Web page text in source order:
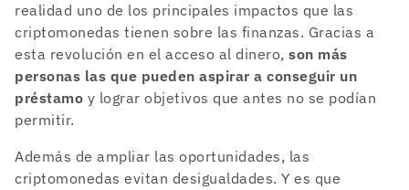
realidad uno de los principales impactos que las
criptomonedas tienen sobre las finanzas. Gracias a
esta revolución en el acceso al dinero, son más
personas las que pueden aspirar a conseguir un
préstamo y lograr objetivos que antes no se podían
permitir.
Además de ampliar las oportunidades, las
criptomonedas evitan desigualdades. Y es que